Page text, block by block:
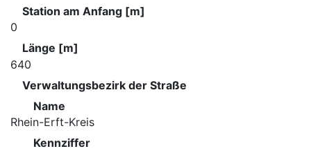
Station am Anfang [m]
0
Länge [m]
640
Verwaltungsbezirk der Straße
Name
Rhein-Erft-Kreis
Kennziffer